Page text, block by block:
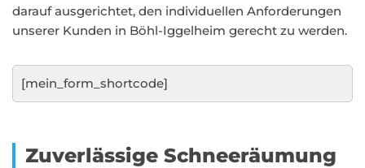
darauf ausgerichtet, den individuellen Anforderungen
unserer Kunden in Böhl-Iggelheim gerecht zu werden.
[mein_form_shortcode]
Zuverlässige Schneeräumung